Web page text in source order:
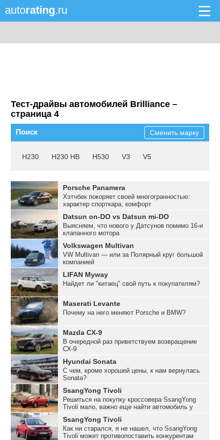
autorating.ru
Тест-драйвы автомобилей Brilliance –
страница 4
Поиск Сменить марку
H230 H230 HB H530 V3 V5
Porsche Panamera
Хэтчбек покоряет своей многогранностью:
характер спорткара, комфорт
функциональность семейного автомобиля.
Datsun on-DO vs Datsun mi-DO
Выясняем, что нового у Датсунов помимо 16-и
клапанного мотора
Volkswagen Multivan
VW Multivan — или за Полярный круг большой
компанией
LIFAN Myway
Найдет ли "китаец" свой путь к покупателям?
Maserati Levante
Почему на него меняют Porsche и BMW?
Mazda CX-9
В очередной раз приветствуем возвращение
СХ-9
Hyundai Sonata
С чем, кроме хорошей цены, к нам вернулась
Sonata?
SsangYong Tivoli
Решиться на покупку кроссовера SsangYong
Tivoli мало, важно еще найти автомобиль у
SsangYong Tivoli
Как ни старался, я не нашел, что SsangYong
Tivoli может противопоставить конкурентам